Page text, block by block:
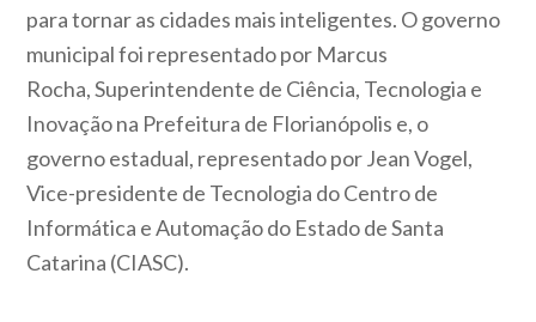
para tornar as cidades mais inteligentes. O governo
municipal foi representado por Marcus
Rocha,Superintendente de Ciência, Tecnologia e
Inovação na Prefeitura de Florianópolis e, o
governo estadual, representado por Jean Vogel,
Vice-presidente de Tecnologia do Centro de
Informática e Automação do Estado de Santa
Catarina (CIASC).